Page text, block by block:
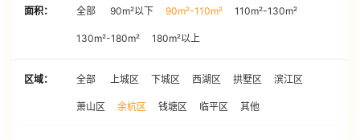
面积： 全部 90m²以下 90m²-110m² 110m²-130m²
130m²-180m² 180m²以上
区域： 全部 上城区 下城区 西湖区 拱墅区 滨江区
萧山区 余杭区 钱塘区 临平区 其他